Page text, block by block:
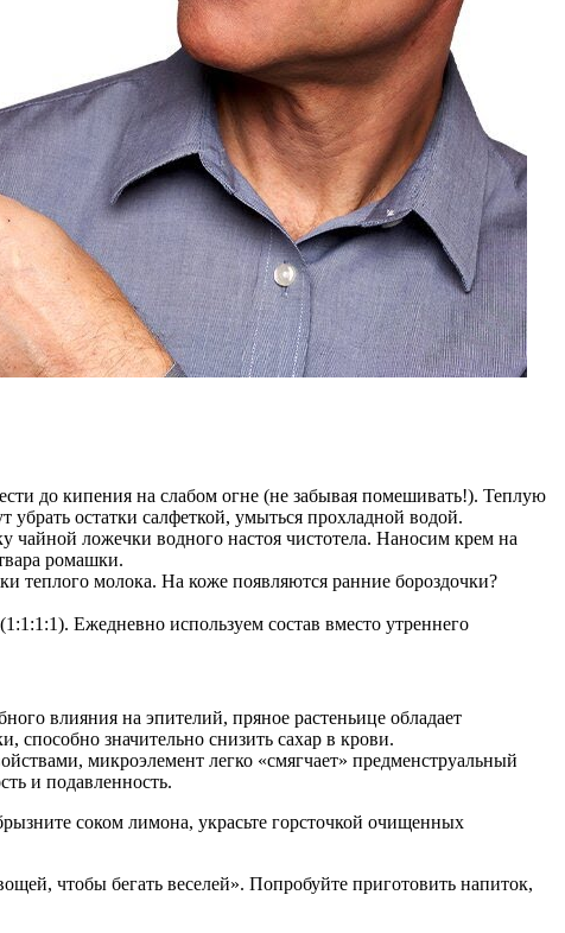
до кипения на слабом огне (не забывая помешивать!). Теплую
убрать остатки салфеткой, умыться прохладной водой.
ложечки водного настоя чистотела. Наносим крем на
ромашки.
теплого молока. На коже появляются ранние бороздочки?
Ежедневно используем состав вместо утреннего
влияния на эпителий, пряное растеньице обладает
значительно снизить сахар в крови.
микроэлемент легко «смягчает» предменструальный
и подавленность.
соком лимона, украсьте горсточкой очищенных
чтобы бегать веселей». Попробуйте приготовить напиток,